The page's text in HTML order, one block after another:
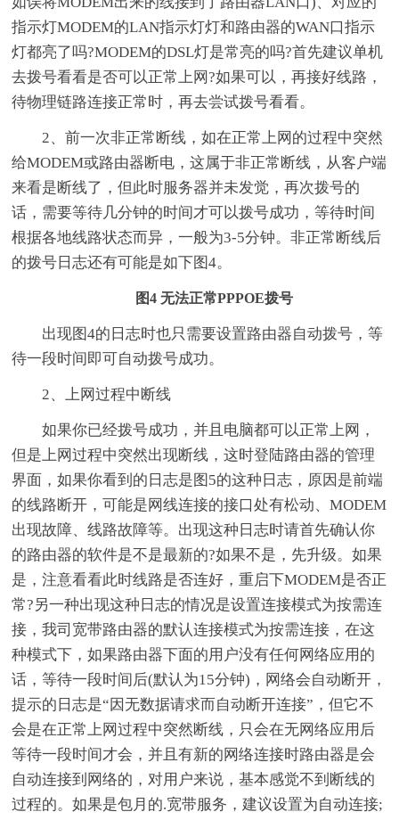
指示灯MODEM的LAN指示灯灯和路由器的WAN口指示
灯都亮了吗?MODEM的DSL灯是常亮的吗?首先建议单机
去拨号看看是否可以正常上网?如果可以，再接好线路，
待物理链路连接正常时，再去尝试拨号看看。
2、前一次非正常断线，如在正常上网的过程中突然
给MODEM或路由器断电，这属于非正常断线，从客户端
来看是断线了，但此时服务器并未发觉，再次拨号的
话，需要等待几分钟的时间才可以拨号成功，等待时间
根据各地线路状态而异，一般为3-5分钟。非正常断线后
的拨号日志还有可能是如下图4。
图4 无法正常PPPOE拨号
出现图4的日志时也只需要设置路由器自动拨号，等
待一段时间即可自动拨号成功。
2、上网过程中断线
如果你已经拨号成功，并且电脑都可以正常上网，
但是上网过程中突然出现断线，这时登陆路由器的管理
界面，如果你看到的日志是图5的这种日志，原因是前端
的线路断开，可能是网线连接的接口处有松动、MODEM
出现故障、线路故障等。出现这种日志时请首先确认你
的路由器的软件是不是最新的?如果不是，先升级。如果
是，注意看看此时线路是否连好，重启下MODEM是否正
常?另一种出现这种日志的情况是设置连接模式为按需连
接，我司宽带路由器的默认连接模式为按需连接，在这
种模式下，如果路由器下面的用户没有任何网络应用的
话，等待一段时间后(默认为15分钟)，网络会自动断开，
提示的日志是“因无数据请求而自动断开连接”，但它不
会是在正常上网过程中突然断线，只会在无网络应用后
等待一段时间才会，并且有新的网络连接时路由器是会
自动连接到网络的，对用户来说，基本感觉不到断线的
过程的。如果是包月的.宽带服务，建议设置为自动连接;